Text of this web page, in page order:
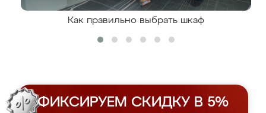
Как правильно выбрать шкаф
ФИКСИРУЕМ СКИДКУ В 5%